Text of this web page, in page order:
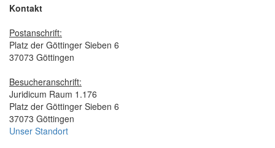
Kontakt
Postanschrift:
Platz der Göttinger Sieben 6
37073 Göttingen
Besucheranschrift:
Juridicum Raum 1.176
Platz der Göttinger Sieben 6
37073 Göttingen
Unser Standort